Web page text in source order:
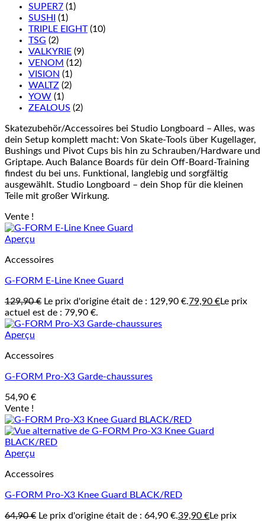
SUPER7 (1)
SUSHI
(1)
TRIPLE EIGHT (10)
TSG (2)
VALKYRIE (9)
VENOM (12)
VISION (1)
WALTZ (2)
YOW (1)
ZEALOUS (2)
Skatezubehör/Accessoires bei Studio Longboard – Alles, was
dein Setup komplett macht: Von Skate-Tools über Kugellager,
Bushings und Pivot Cups bis hin zu Schrauben/Hardware und
Griptape. Auch Balance Boards für dein Off-Board-Training
findest du bei uns. Funktional, langlebig und sorgfältig
ausgewählt. Studio Longboard – dein Shop für die kleinen
Teile mit großer Wirkung.
Vente !
Aperçu
Accessoires
G-FORM E-Line Knee Guard
129,90€ Le prix d'origine était de : 129,90 €.79,90 €Le prix
actuel est de : 79,90 €.
Aperçu
Accessoires
G-FORM Pro-X3 Garde-chaussures
54,90 €
Vente !
Aperçu
Accessoires
G-FORM Pro-X3 Knee Guard BLACK/RED
64,90€ Le prix d'origine était de : 64,90 €.39,90 €Le prix